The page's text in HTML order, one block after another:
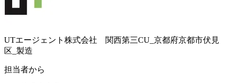
UTエージェント株式会社 関西第三CU_京都府京都市伏見
区_製造
担当者から